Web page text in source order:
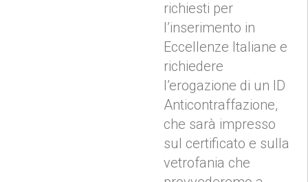
richiesti per
l’inserimento in
Eccellenze Italiane e
richiedere
l’erogazione di un ID
Anticontraffazione,
che sarà impresso
sul certificato e sulla
vetrofania che